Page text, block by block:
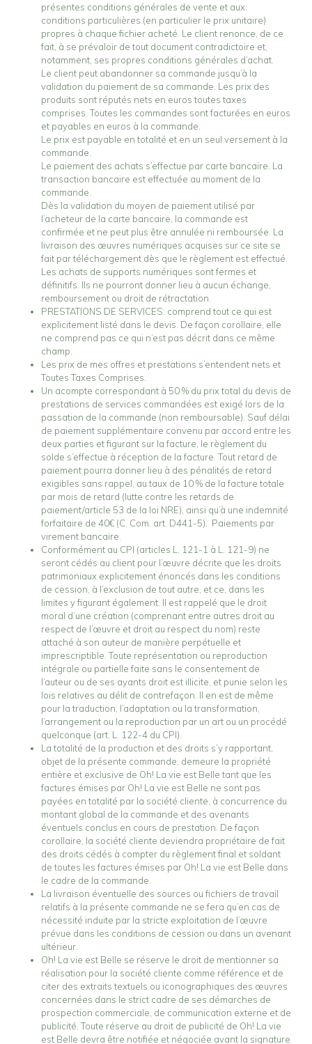
présentes conditions générales de vente et aux
conditions particulières (en particulier le prix unitaire)
propres à chaque fichier acheté. Le client renonce, de ce
fait, à se prévaloir de tout document contradictoire et,
notamment, ses propres conditions générales d’achat.
Le client peut abandonner sa commande jusqu’à la
validation du paiement de sa commande. Les prix des
produits sont réputés nets en euros toutes taxes
comprises. Toutes les commandes sont facturées en euros
et payables en euros à la commande.
Le prix est payable en totalité et en un seul versement à la
commande.
Le paiement des achats s’effectue par carte bancaire. La
transaction bancaire est effectuée au moment de la
commande.
Dès la validation du moyen de paiement utilisé par
l’acheteur de la carte bancaire, la commande est
confirmée et ne peut plus être annulée ni remboursée. La
livraison des œuvres numériques acquises sur ce site se
fait par téléchargement dès que le règlement est effectué.
Les achats de supports numériques sont fermes et
définitifs. Ils ne pourront donner lieu à aucun échange,
remboursement ou droit de rétractation.
PRESTATIONS DE SERVICES: comprend tout ce qui est
explicitement listé dans le devis. De façon corollaire, elle
ne comprend pas ce qui n’est pas décrit dans ce même
champ.
Les prix de mes offres et prestations s’entendent nets et
Toutes Taxes Comprises.
Un acompte correspondant à 50 % du prix total du devis de
prestations de services commandées est exigé lors de la
passation de la commande (non remboursable). Sauf délai
de paiement supplémentaire convenu par accord entre les
deux parties et figurant sur la facture, le règlement du
solde s’effectue à réception de la facture. Tout retard de
paiement pourra donner lieu à des pénalités de retard
exigibles sans rappel, au taux de 10 % de la facture totale
par mois de retard (lutte contre les retards de
paiement/article 53 de la loi NRE), ainsi qu’à une indemnité
forfaitaire de 40€ (C. Com. art. D441-5). Paiements par
virement bancaire.
Conformément au CPI (articles L. 121-1 à L. 121-9) ne
seront cédés au client pour l’œuvre décrite que les droits
patrimoniaux explicitement énoncés dans les conditions
de cession, à l’exclusion de tout autre, et ce, dans les
limites y figurant également. Il est rappelé que le droit
moral d’une création (comprenant entre autres droit au
respect de l’œuvre et droit au respect du nom) reste
attaché à son auteur de manière perpétuelle et
imprescriptible. Toute représentation ou reproduction
intégrale ou partielle faite sans le consentement de
l’auteur ou de ses ayants droit est illicite, et punie selon les
lois relatives au délit de contrefaçon. Il en est de même
pour la traduction, l’adaptation ou la transformation,
l’arrangement ou la reproduction par un art ou un procédé
quelconque (art. L. 122-4 du CPI).
La totalité de la production et des droits s’y rapportant,
objet de la présente commande, demeure la propriété
entière et exclusive de Oh! La vie est Belle tant que les
factures émises par Oh! La vie est Belle ne sont pas
payées en totalité par la société cliente, à concurrence du
montant global de la commande et des avenants
éventuels conclus en cours de prestation. De façon
corollaire, la société cliente deviendra propriétaire de fait
des droits cédés à compter du règlement final et soldant
de toutes les factures émises par Oh! La vie est Belle dans
le cadre de la commande.
La livraison éventuelle des sources ou fichiers de travail
relatifs à la présente commande ne se fera qu’en cas de
nécessité induite par la stricte exploitation de l’œuvre
prévue dans les conditions de cession ou dans un avenant
ultérieur.
Oh! La vie est Belle se réserve le droit de mentionner sa
réalisation pour la société cliente comme référence et de
citer des extraits textuels ou iconographiques des œuvres
concernées dans le strict cadre de ses démarches de
prospection commerciale, de communication externe et de
publicité. Toute réserve au droit de publicité de Oh! La vie
est Belle devra être notifiée et négociée avant la signature